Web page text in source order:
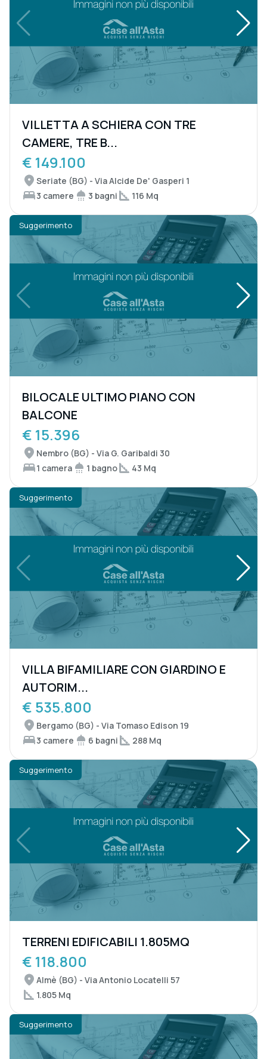
VILLETTA A SCHIERA CON TRE
CAMERE, TRE B...
€ 149.100
Seriate (BG) - Via Alcide De' Gasperi 1
3 camere
3 bagni 116 Mq
Suggerimento
BILOCALE ULTIMO PIANO CON
BALCONE
€ 15.396
Nembro (BG) - Via G. Garibaldi 30
1 camera
1 bagno 43 Mq
Suggerimento
VILLA BIFAMILIARE CON GIARDINO E
AUTORIM...
€ 535.800
Bergamo (BG) - Via Tomaso Edison 19
3 camere
6 bagni 288 Mq
Suggerimento
TERRENI EDIFICABILI 1.805MQ
€ 118.800
Almè (BG) - Via Antonio Locatelli 57
1.805 Mq
Suggerimento